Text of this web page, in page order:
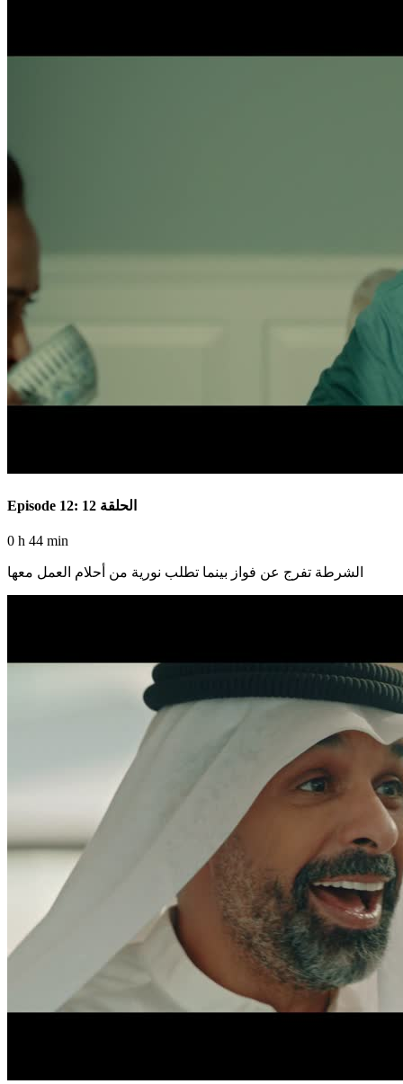
Episode 12: الحلقة 12
0 h 44 min
الشرطة تفرج عن فواز بينما تطلب نورية من أحلام العمل معها